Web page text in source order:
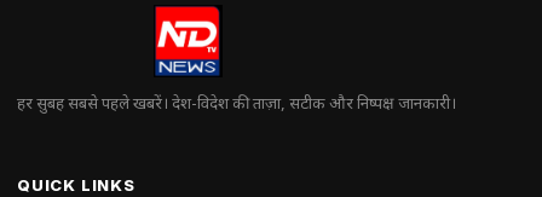
हर सुबह सबसे पहले खबरें। देश-विदेश की ताज़ा, सटीक और निष्पक्ष जानकारी।
QUICK LINKS